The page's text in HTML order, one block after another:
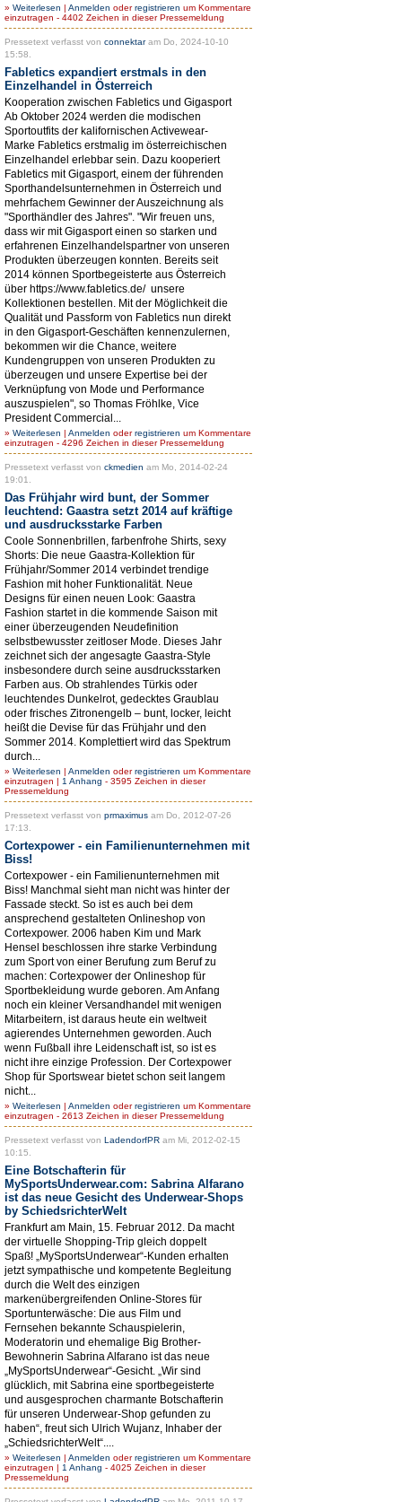
» Weiterlesen | Anmelden oderregistrieren um Kommentare
einzutragen - 4402 Zeichen in dieser Pressemeldung
Pressetext verfasst von connektaram Do, 2024-10-10
15:58.
Fabletics expandiert erstmals in den
Einzelhandel in Österreich
Kooperation zwischen Fabletics und Gigasport
Ab Oktober 2024 werden die modischen
Sportoutfits der kalifornischen Activewear-
Marke Fabletics erstmalig im österreichischen
Einzelhandel erlebbar sein. Dazu kooperiert
Fabletics mit Gigasport, einem der führenden
Sporthandelsunternehmen in Österreich und
mehrfachem Gewinner der Auszeichnung als
"Sporthändler des Jahres". "Wir freuen uns,
dass wir mit Gigasport einen so starken und
erfahrenen Einzelhandelspartner von unseren
Produkten überzeugen konnten. Bereits seit
2014 können Sportbegeisterte aus Österreich
über https://www.fabletics.de/ unsere
Kollektionen bestellen. Mit der Möglichkeit die
Qualität und Passform von Fabletics nun direkt
in den Gigasport-Geschäften kennenzulernen,
bekommen wir die Chance, weitere
Kundengruppen von unseren Produkten zu
überzeugen und unsere Expertise bei der
Verknüpfung von Mode und Performance
auszuspielen", so Thomas Fröhlke, Vice
President Commercial...
» Weiterlesen | Anmelden oderregistrieren um Kommentare
einzutragen - 4296 Zeichen in dieser Pressemeldung
Pressetext verfasst von ckmedien am Mo, 2014-02-24
19:01.
Das Frühjahr wird bunt, der Sommer
leuchtend: Gaastra setzt 2014 auf kräftige
und ausdrucksstarke Farben
Coole Sonnenbrillen, farbenfrohe Shirts, sexy
Shorts: Die neue Gaastra-Kollektion für
Frühjahr/Sommer 2014 verbindet trendige
Fashion mit hoher Funktionalität. Neue
Designs für einen neuen Look: Gaastra
Fashion startet in die kommende Saison mit
einer überzeugenden Neudefinition
selbstbewusster zeitloser Mode. Dieses Jahr
zeichnet sich der angesagte Gaastra-Style
insbesondere durch seine ausdrucksstarken
Farben aus. Ob strahlendes Türkis oder
leuchtendes Dunkelrot, gedecktes Graublau
oder frisches Zitronengelb – bunt, locker, leicht
heißt die Devise für das Frühjahr und den
Sommer 2014. Komplettiert wird das Spektrum
durch...
» Weiterlesen | Anmelden oderregistrieren um Kommentare
einzutragen | 1 Anhang - 3595 Zeichen in dieser
Pressemeldung
Pressetext verfasst von prmaximus am Do, 2012-07-26
17:13.
Cortexpower - ein Familienunternehmen mit
Biss!
Cortexpower - ein Familienunternehmen mit
Biss! Manchmal sieht man nicht was hinter der
Fassade steckt. So ist es auch bei dem
ansprechend gestalteten Onlineshop von
Cortexpower. 2006 haben Kim und Mark
Hensel beschlossen ihre starke Verbindung
zum Sport von einer Berufung zum Beruf zu
machen: Cortexpower der Onlineshop für
Sportbekleidung wurde geboren. Am Anfang
noch ein kleiner Versandhandel mit wenigen
Mitarbeitern, ist daraus heute ein weltweit
agierendes Unternehmen geworden. Auch
wenn Fußball ihre Leidenschaft ist, so ist es
nicht ihre einzige Profession. Der Cortexpower
Shop für Sportswear bietet schon seit langem
nicht...
» Weiterlesen | Anmelden oderregistrieren um Kommentare
einzutragen - 2613 Zeichen in dieser Pressemeldung
Pressetext verfasst von LadendorfPR am Mi, 2012-02-15
10:15.
Eine Botschafterin für
MySportsUnderwear.com: Sabrina Alfarano
ist das neue Gesicht des Underwear-Shops
by SchiedsrichterWelt
Frankfurt am Main, 15. Februar 2012. Da macht
der virtuelle Shopping-Trip gleich doppelt
Spaß! „MySportsUnderwear“-Kunden erhalten
jetzt sympathische und kompetente Begleitung
durch die Welt des einzigen
markenübergreifenden Online-Stores für
Sportunterwäsche: Die aus Film und
Fernsehen bekannte Schauspielerin,
Moderatorin und ehemalige Big Brother-
Bewohnerin Sabrina Alfarano ist das neue
„MySportsUnderwear“-Gesicht. „Wir sind
glücklich, mit Sabrina eine sportbegeisterte
und ausgesprochen charmante Botschafterin
für unseren Underwear-Shop gefunden zu
haben“, freut sich Ulrich Wujanz, Inhaber der
„SchiedsrichterWelt“....
» Weiterlesen | Anmelden oderregistrieren um Kommentare
einzutragen | 1 Anhang - 4025 Zeichen in dieser
Pressemeldung